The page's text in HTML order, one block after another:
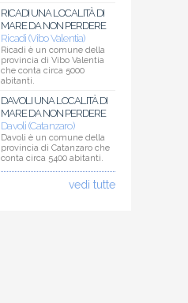
RICADI UNA LOCALITÀ DI
MARE DA NON PERDERE
Ricadi (Vibo Valentia)
Ricadi è un comune della
provincia di Vibo Valentia
che conta circa 5000
abitanti.
DAVOLI UNA LOCALITÀ DI
MARE DA NON PERDERE
Davoli (Catanzaro)
Davoli è un comune della
provincia di Catanzaro che
conta circa 5400 abitanti.
vedi tutte